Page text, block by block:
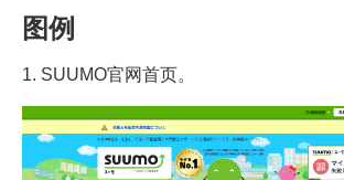
图例
1. SUUMO官网首页。